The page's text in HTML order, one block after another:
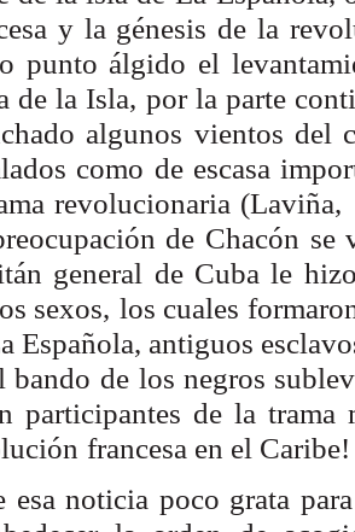
y la génesis de la
punto álgido el
de la Isla, por la parte
algunos vientos del
como de escasa
revolucionaria (Laviña,
de Chacón se
general de Cuba le
sexos, los cuales
Española, antiguos
bando de los negros
participantes de la trama
francesa en el Caribe!
esa noticia poco grata